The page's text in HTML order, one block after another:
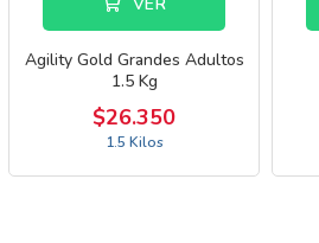
Agility Gold Grandes Adultos
1.5 Kg
$26.350
1.5 Kilos